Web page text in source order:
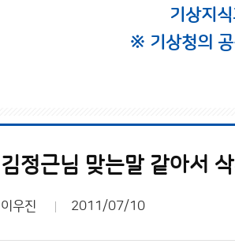
기상지
※ 기상청의
김정근님 맞는말 같아서
이우진 2011/07/10